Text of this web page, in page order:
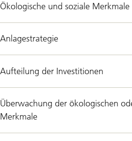
Ökologische und soziale Merkmale
Anlagestrategie
Aufteilung der Investitionen
Überwachung der ökologischen
Merkmale